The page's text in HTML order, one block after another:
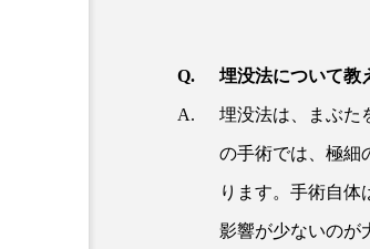
埋没法について教
埋没法は、まぶた
の手術では、極細
ります。手術自体
影響が少ないのが